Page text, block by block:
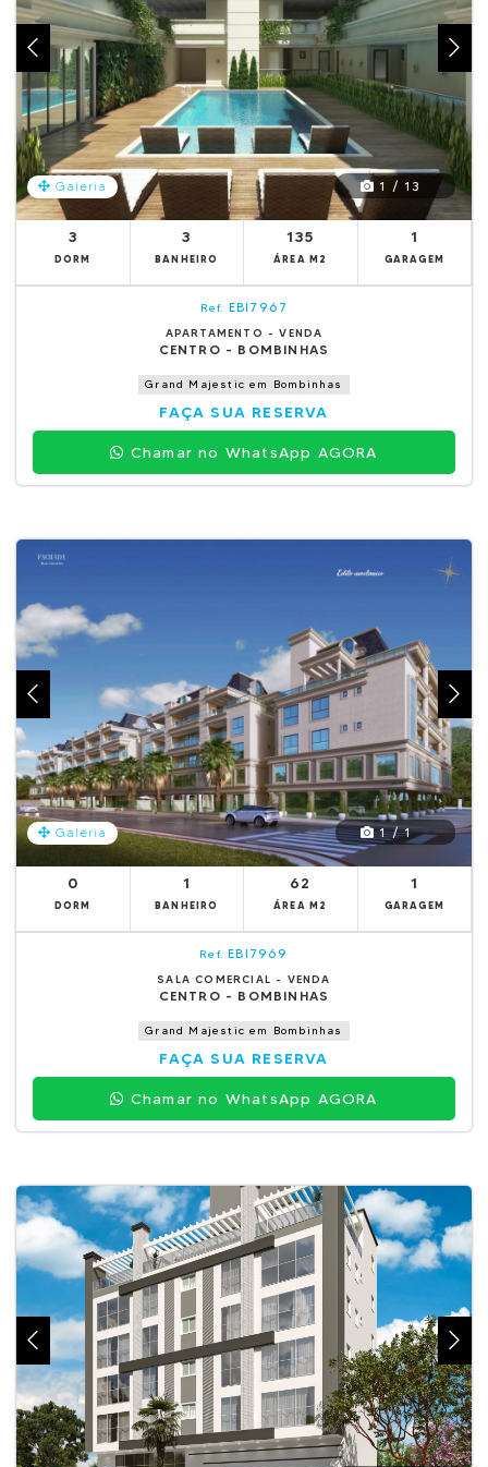
Galeria 1 / 13
3
DORM
3
BANHEIRO
135
ÁREA M2
1
GARAGEM
Ref. EBI7967
APARTAMENTO - VENDA
CENTRO - BOMBINHAS
Grand Majestic em Bombinhas
FAÇA SUA RESERVA
Chamar no WhatsApp AGORA
Galeria 1 / 1
0
DORM
1
BANHEIRO
62
ÁREA M2
1
GARAGEM
Ref. EBI7969
SALA COMERCIAL - VENDA
CENTRO - BOMBINHAS
Grand Majestic em Bombinhas
FAÇA SUA RESERVA
Chamar no WhatsApp AGORA